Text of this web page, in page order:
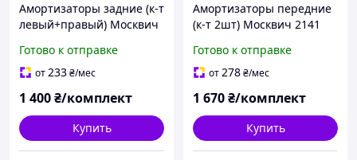
Амортизаторы задние (к-т
левый+правый) Москвич
Готово к отправке
от233₴/мес
1 400₴/комплект
Купить
Амортизаторы передние
(к-т 2шт) Москвич 2141
Готово к отправке
от278₴/мес
1 670₴/комплект
Купить